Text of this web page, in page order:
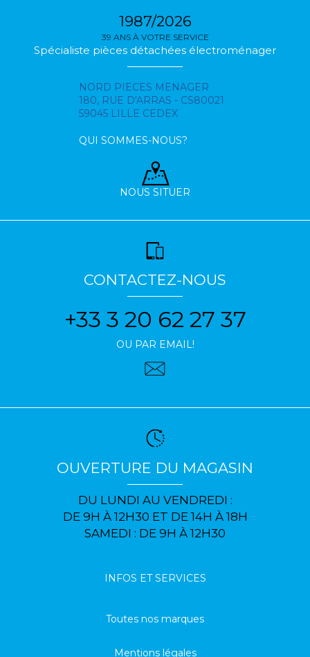
1987/2026
39 ANS À VOTRE SERVICE
Spécialiste pièces détachées électroménager
NORD PIECES MENAGER
180, RUE D'ARRAS - CS80021
59045 LILLE CEDEX
QUI SOMMES-NOUS?
NOUS SITUER
CONTACTEZ-NOUS
+33 3 20 62 27 37
OU PAR EMAIL!
OUVERTURE DU MAGASIN
DU LUNDI AU VENDREDI :
DE 9H À 12H30 ET DE 14H À 18H
SAMEDI : DE 9H À 12H30
INFOS ET SERVICES
Toutes nos marques
Mentions légales